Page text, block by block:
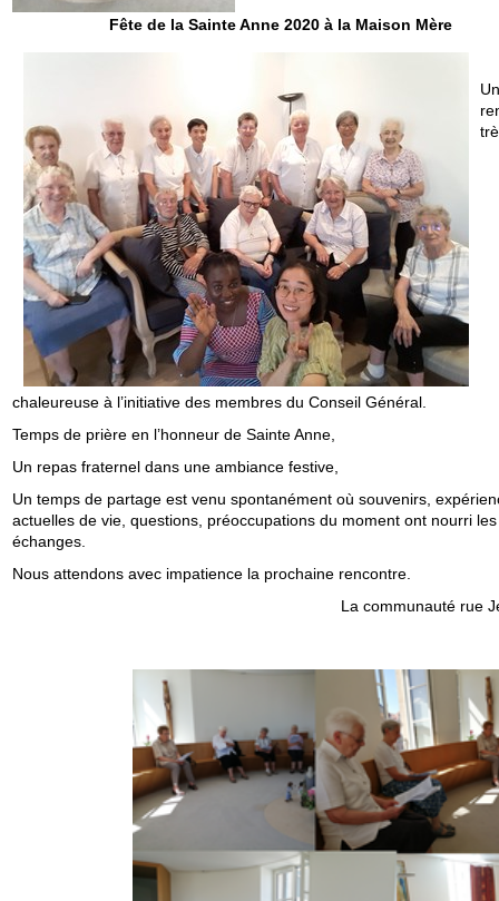
Fête de la Sainte Anne 2020 à la Maison Mère
chaleureuse à l’initiative des membres du Conseil Général.
Temps de prière en l’honneur de Sainte Anne,
Un repas fraternel dans une ambiance festive,
Un temps de partage est venu spontanément où souvenirs,
actuelles de vie, questions, préoccupations du moment ont nourri les
échanges.
Nous attendons avec impatience la prochaine rencontre.
La communauté rue